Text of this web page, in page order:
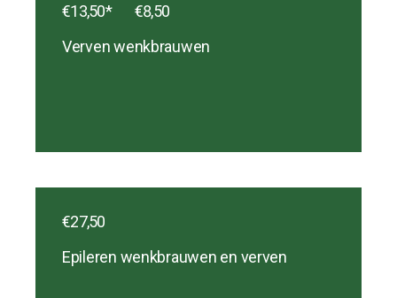
€13,50*‎ ‎ ‎ ‎ ‎ ‎ ‎ ‎ €8,50
Verven wenkbrauwen
€27,50
Epileren wenkbrauwen en verven